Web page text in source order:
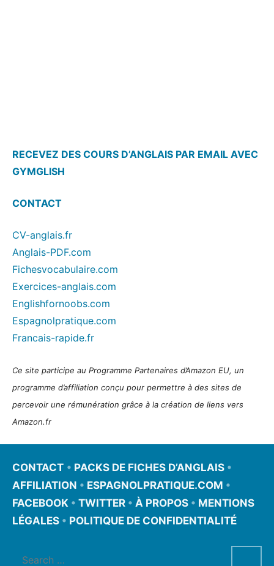
RECEVEZ DES COURS D’ANGLAIS PAR EMAIL AVEC
GYMGLISH
CONTACT
CV-anglais.fr
Anglais-PDF.com
Fichesvocabulaire.com
Exercices-anglais.com
Englishfornoobs.com
Espagnolpratique.com
Francais-rapide.fr
Ce site participe au Programme Partenaires d’Amazon EU, un
programme d’affiliation conçu pour permettre à des sites de
percevoir une rémunération grâce à la création de liens vers
Amazon.fr
CONTACT • PACKS DE FICHES D’ANGLAIS •
AFFILIATION • ESPAGNOLPRATIQUE.COM •
FACEBOOK • TWITTER • À PROPOS • MENTIONS
LÉGALES • POLITIQUE DE CONFIDENTIALITÉ